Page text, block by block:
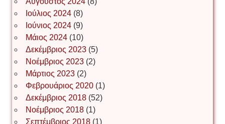
Νίκος Λυγερός
Іван Буртик
Іван Наконечний
Ιούλιος 2024(8)
Ιούνιος 2024(9)
Μάιος 2024(10)
Δεκέμβριος 2023(5)
Νοέμβριος 2023(2)
Μάρτιος 2023(2)
Φεβρουάριος 2020(1)
Δεκέμβριος 2018(52)
Νοέμβριος 2018(1)
Σεπτέμβριος 2018(1)